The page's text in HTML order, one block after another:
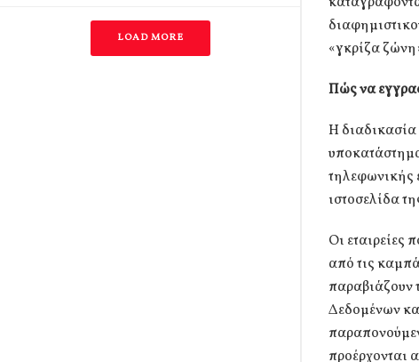
LOAD MORE
«γκρίζα
Πώς να
Η διαδικασία
τηλεφωνικής
ιστοσελίδα
Οι εταιρείες
από τις
παραβιάζουν
Δεδομένων
προέρχονται